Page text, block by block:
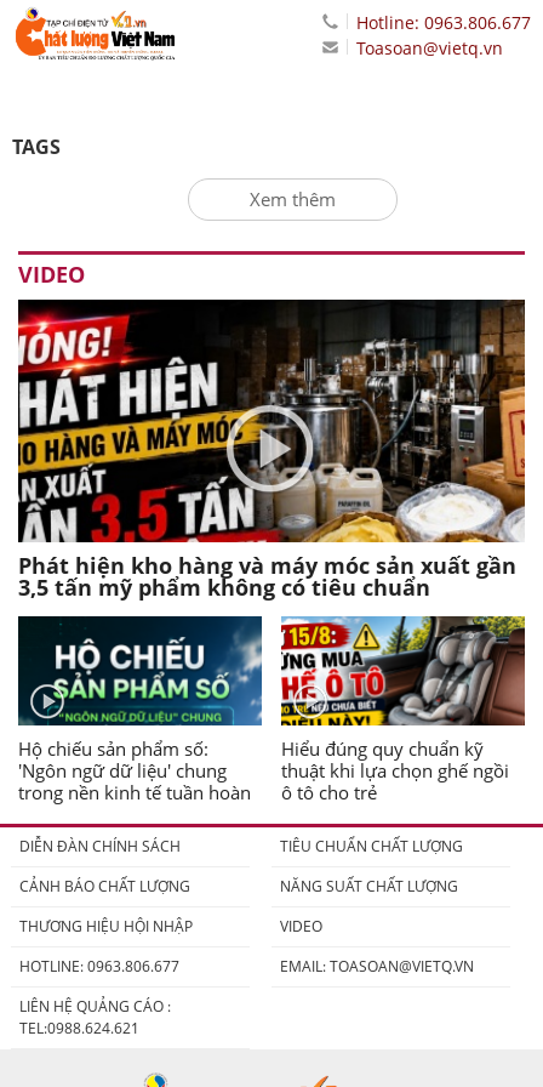
Hotline: 0963.806.677
Toasoan@vietq.vn
TAGS
Xem thêm
VIDEO
Phát hiện kho hàng và máy móc sản xuất gần
3,5 tấn mỹ phẩm không có tiêu chuẩn
Hộ chiếu sản phẩm số:
'Ngôn ngữ dữ liệu' chung
trong nền kinh tế tuần hoàn
Hiểu đúng quy chuẩn kỹ
thuật khi lựa chọn ghế ngồi
ô tô cho trẻ
DIỄN ĐÀN CHÍNH SÁCH
TIÊU CHUẨN CHẤT LƯỢNG
CẢNH BÁO CHẤT LƯỢNG
NĂNG SUẤT CHẤT LƯỢNG
THƯƠNG HIỆU HỘI NHẬP
VIDEO
HOTLINE: 0963.806.677
EMAIL:TOASOAN@VIETQ.VN
LIÊN HỆ QUẢNG CÁO :
TEL:0988.624.621